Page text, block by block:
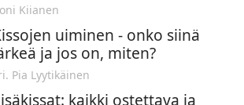
Kiianen
uiminen - onko siinä
ja jos on, miten?
Pia Lyytikäinen
kaikki ostettava ja